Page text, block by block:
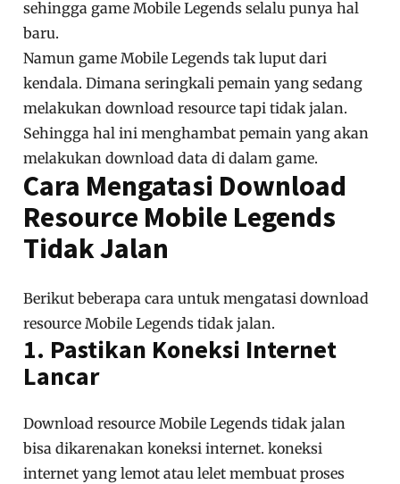
sehingga game Mobile Legends selalu punya hal
baru.
Namun game Mobile Legends tak luput dari
kendala. Dimana seringkali pemain yang sedang
melakukan download resource tapi tidak jalan.
Sehingga hal ini menghambat pemain yang akan
melakukan download data di dalam game.
Cara Mengatasi Download
Resource Mobile Legends
Tidak Jalan
Berikut beberapa cara untuk mengatasi download
resource Mobile Legends tidak jalan.
1. Pastikan Koneksi Internet
Lancar
Download resource Mobile Legends tidak jalan
bisa dikarenakan koneksi internet. koneksi
internet yang lemot atau lelet membuat proses